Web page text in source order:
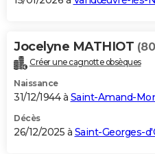
Jocelyne MATHIOT
Créer une cagnotte obsèques
Naissance
31/12/1944 à Saint-Amand-
Décès
26/12/2025 à Saint-Georges-